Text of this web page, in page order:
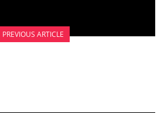
PREVIOUS ARTICLE